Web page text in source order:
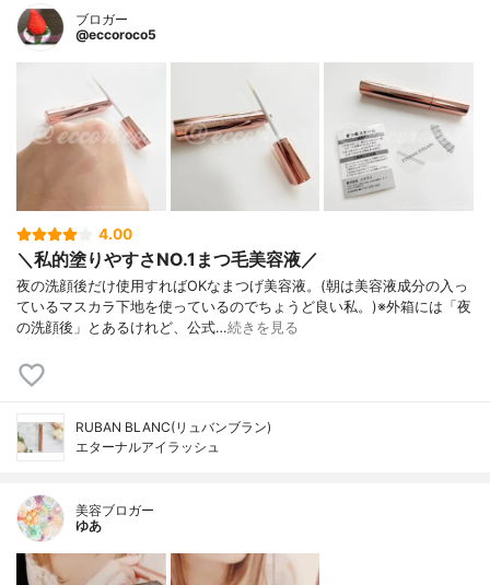
ブロガー
@eccoroco5
4.00
＼私的塗りやすさNO.1まつ毛美容液／
夜の洗顔後だけ使用すればOKなまつげ美容液。(朝は美容液成分の入っ
ているマスカラ下地を使っているのでちょうど良い私。)※外箱には「夜
の洗顔後」とあるけれど、公式…続きを見る
RUBAN BLANC(リュバンブラン)
エターナルアイラッシュ
美容ブロガー
ゆあ